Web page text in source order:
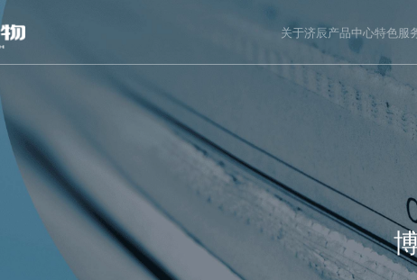
关于济辰产品中心特色服